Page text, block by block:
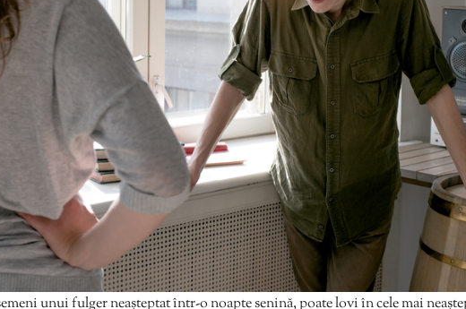
unui fulger neașteptat într-o noapte senină, poate lovi în cele mai